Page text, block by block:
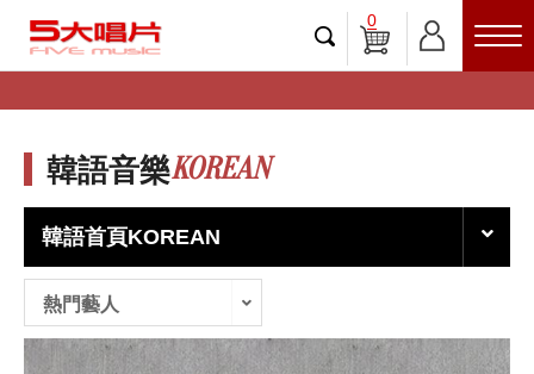
0
韓語音樂KOREAN
韓語首頁KOREAN
熱門藝人